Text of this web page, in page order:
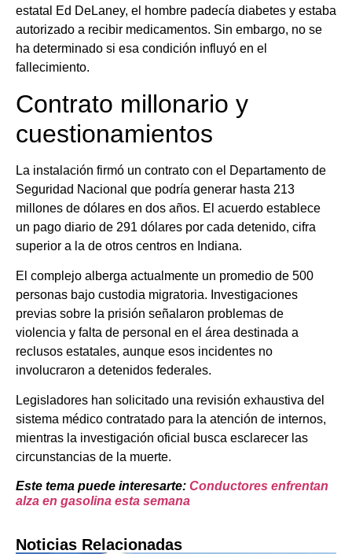
estatal Ed DeLaney, el hombre padecía diabetes y estaba
autorizado a recibir medicamentos. Sin embargo, no se
ha determinado si esa condición influyó en el
fallecimiento.
Contrato millonario y
cuestionamientos
La instalación firmó un contrato con el Departamento de
Seguridad Nacional que podría generar hasta 213
millones de dólares en dos años. El acuerdo establece
un pago diario de 291 dólares por cada detenido, cifra
superior a la de otros centros en Indiana.
El complejo alberga actualmente un promedio de 500
personas bajo custodia migratoria. Investigaciones
previas sobre la prisión señalaron problemas de
violencia y falta de personal en el área destinada a
reclusos estatales, aunque esos incidentes no
involucraron a detenidos federales.
Legisladores han solicitado una revisión exhaustiva del
sistema médico contratado para la atención de internos,
mientras la investigación oficial busca esclarecer las
circunstancias de la muerte.
Este tema puede interesarte: Conductores enfrentan
alza en gasolina esta semana
Noticias Relacionadas